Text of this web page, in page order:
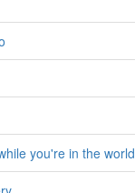
you're in the world